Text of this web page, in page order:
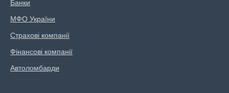
Банки
МФО України
Страхові компанії
Фінансові компанії
Автоломбарди